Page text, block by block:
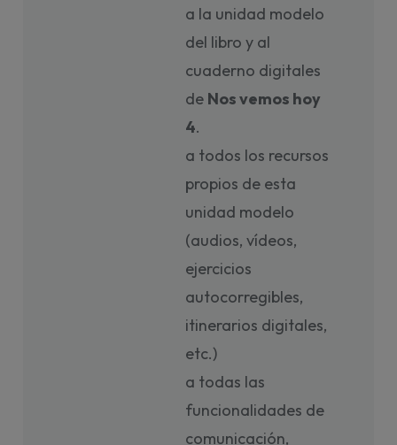
a la unidad modelo
del libro y al
cuaderno digitales
de Nos vemos hoy
4.
a todos los recursos
propios de esta
unidad modelo
(audios, vídeos,
ejercicios
autocorregibles,
itinerarios digitales,
etc.)
a todas las
funcionalidades de
comunicación,